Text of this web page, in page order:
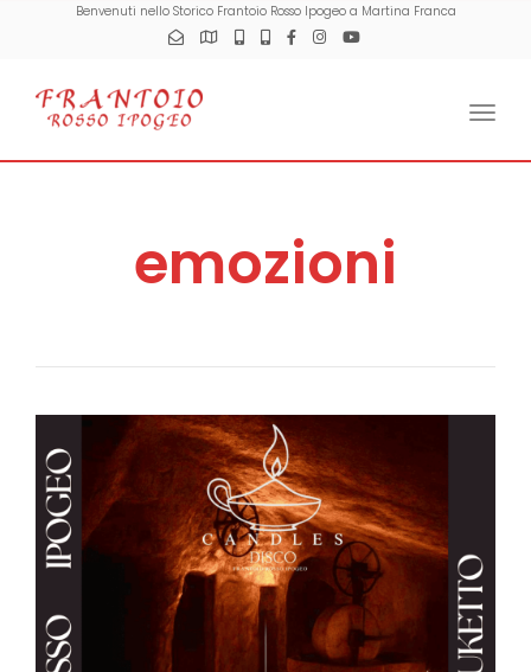
Benvenuti nello Storico Frantoio Rosso Ipogeo a Martina Franca
emozioni